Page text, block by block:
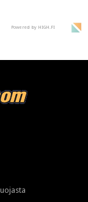
Powered by HIGH.FI